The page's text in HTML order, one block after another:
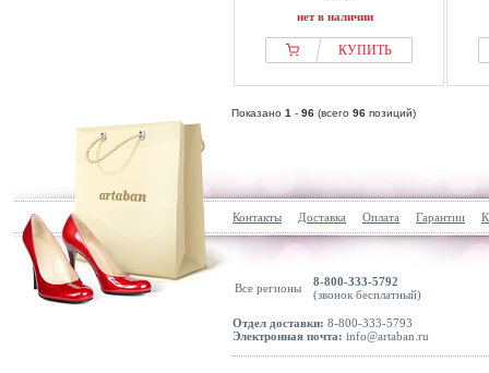
нет в наличии
КУПИТЬ
Показано 1 - 96 (всего 96 позиций)
Контакты Доставка Оплата Гарантии
Все регионы
8-800-333-5792
(звонок бесплатный)
Отдел доставки: 8-800-333-5793
Электронная почта: info@artaban.ru